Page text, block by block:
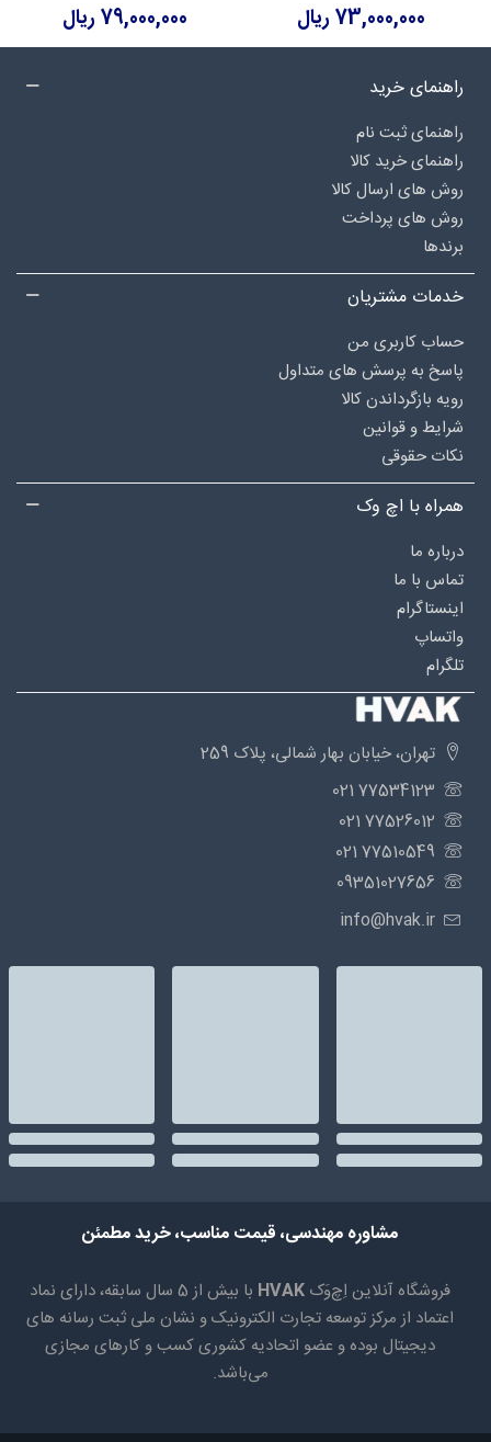
73,000,000 ریال 79,000,000 ریال
راهنمای خرید
راهنمای ثبت نام
راهنمای خرید کالا
روش های ارسال کالا
روش های پرداخت
برندها
خدمات مشتریان
حساب کاربری من
پاسخ به پرسش های متداول
رویه بازگرداندن کالا
شرایط و قوانین
نکات حقوقی
همراه با اچ وک
درباره‌ ما
تماس با ما
اینستاگرام
واتساپ
تلگرام
تهران، خیابان بهار شمالی، پلاک 259
77534123 021
77526012 021
77510549 021
09351027656
info@hvak.ir
مشاوره مهندسی، قیمت مناسب، خرید مطمئن
فروشگاه آنلاین اِچ‌وَک HVAK
با بیش از 5 سال سابقه، دارای نماد
اعتماد از مرکز توسعه تجارت الکترونیک و نشان ملی ثبت رسانه های
دیجیتال بوده و عضو اتحادیه کشوری کسب و کارهای مجازی
می‌باشد.